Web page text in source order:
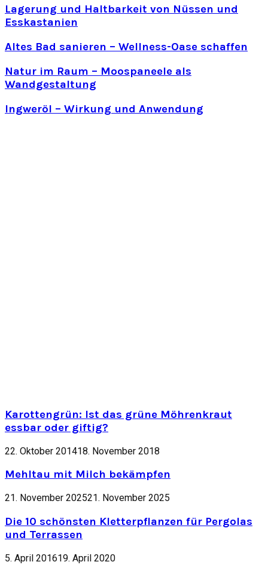
Lagerung und Haltbarkeit von Nüssen und
Esskastanien
Altes Bad sanieren – Wellness-Oase schaffen
Natur im Raum – Moospaneele als
Wandgestaltung
Ingweröl – Wirkung und Anwendung
Karottengrün: Ist das grüne Möhrenkraut
essbar oder giftig?
22. Oktober 201418. November 2018
Mehltau mit Milch bekämpfen
21. November 202521. November 2025
Die 10 schönsten Kletterpflanzen für Pergolas
und Terrassen
5. April 201619. April 2020